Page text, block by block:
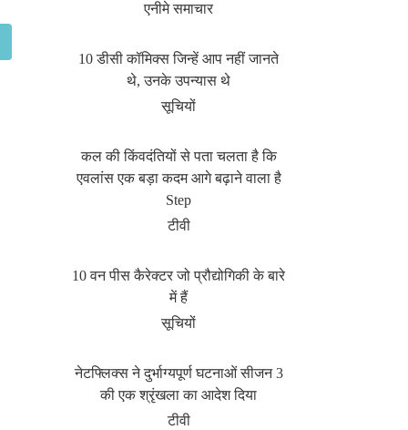
एनीमे समाचार
10 डीसी कॉमिक्स जिन्हें आप नहीं जानते
थे, उनके उपन्यास थे
सूचियों
कल की किंवदंतियों से पता चलता है कि
एवलांस एक बड़ा कदम आगे बढ़ाने वाला है
Step
टीवी
10 वन पीस कैरेक्टर जो प्रौद्योगिकी के बारे
में हैं
सूचियों
नेटफ्लिक्स ने दुर्भाग्यपूर्ण घटनाओं सीजन 3
की एक श्रृंखला का आदेश दिया
टीवी